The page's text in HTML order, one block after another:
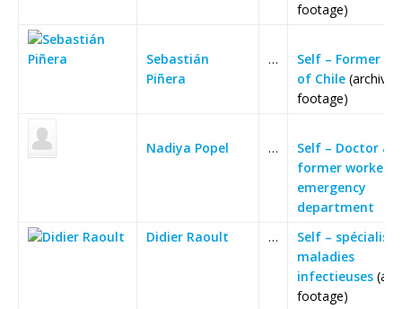
footage)
Sebastián
Piñera
…
Self – Former
of Chile (archive
footage)
Nadiya Popel …
Self – Doctor
former worker
emergency
department
Didier Raoult
…
Self –
maladies
infectieuses
footage)